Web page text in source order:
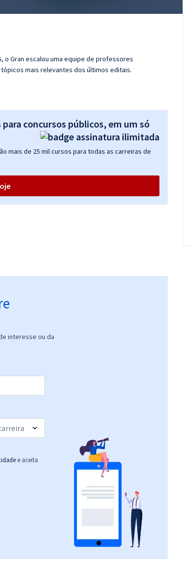
o Gran escalou uma equipe de professores
mais relevantes dos últimos editais.
concursos públicos, em um só
mais de 25 mil cursos para todas as carreiras de
interesse ou da
e aceita